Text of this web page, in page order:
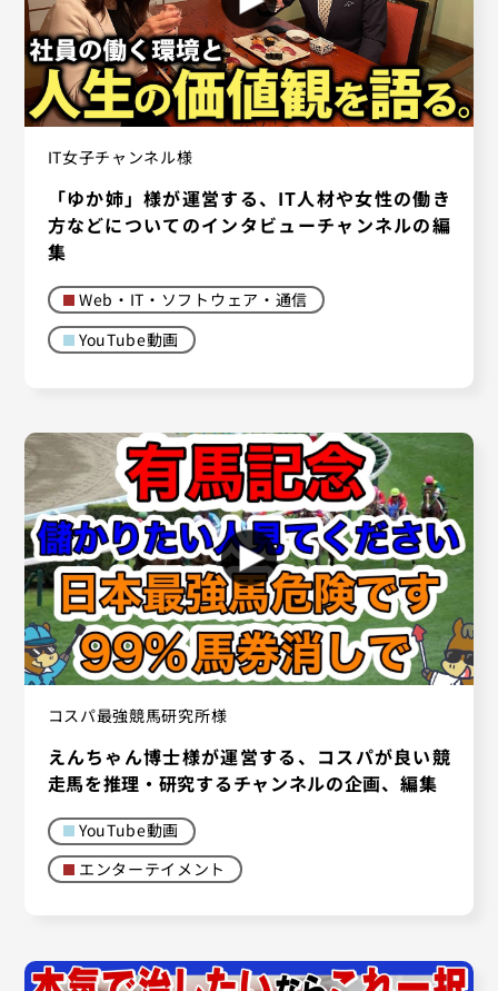
IT女子チャンネル様
「ゆか姉」様が運営する、IT人材や女性の働き
方などについてのインタビューチャンネルの編
集
Web・IT・ソフトウェア・通信
YouTube動画
コスパ最強競馬研究所様
えんちゃん博士様が運営する、コスパが良い競
走馬を推理・研究するチャンネルの企画、編集
YouTube動画
エンターテイメント